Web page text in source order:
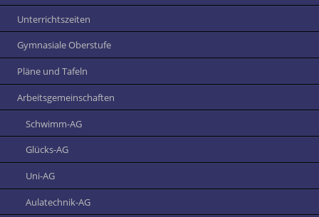
Unterrichtszeiten
Gymnasiale Oberstufe
Pläne und Tafeln
Arbeitsgemeinschaften
Schwimm-AG
Glücks-AG
Uni-AG
Aulatechnik-AG